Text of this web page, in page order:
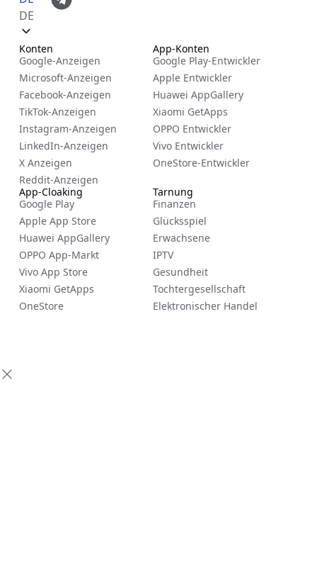
DE
Konten
Google-Anzeigen
Microsoft-Anzeigen
Facebook-Anzeigen
TikTok-Anzeigen
Instagram-Anzeigen
LinkedIn-Anzeigen
X Anzeigen
Reddit-Anzeigen
Tarnung
Finanzen
Glücksspiel
Erwachsene
IPTV
Gesundheit
Tochtergesellschaft
Elektronischer Handel
App-Konten
Google Play-Entwickler
Apple Entwickler
Huawei AppGallery
Xiaomi GetApps
OPPO Entwickler
Vivo Entwickler
OneStore-Entwickler
App-Cloaking
Google Play
Apple App Store
Huawei AppGallery
OPPO App-Markt
Vivo App Store
Xiaomi GetApps
OneStore